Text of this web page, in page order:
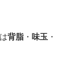
は背脂 ・ 味玉 ・